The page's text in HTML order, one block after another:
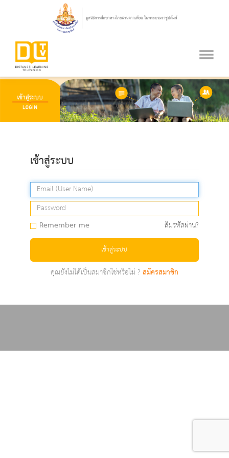
เข้าสู่ระบบ
Remember me ลืมรหัสผ่าน?
เข้าสู่ระบบ
คุณยังไม่ได้เป็นสมาชิกใช่หรือไม่ ?สมัครสมาชิก